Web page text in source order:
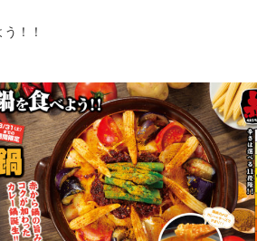
！！